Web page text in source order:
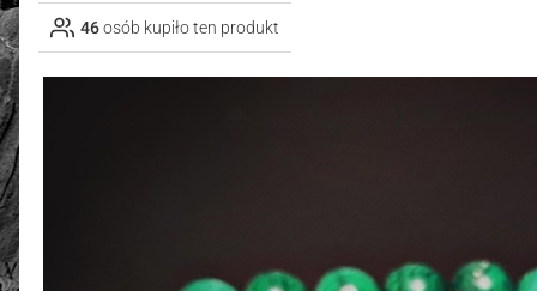
46osób kupiło ten produkt